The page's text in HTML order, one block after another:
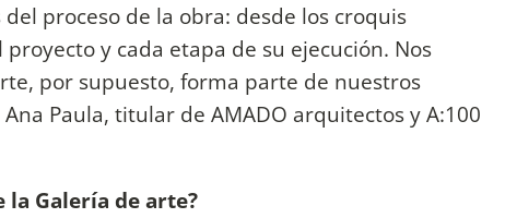
proceso de la obra: desde los croquis
y cada etapa de su ejecución. Nos
por supuesto, forma parte de nuestros
Paula, titular de AMADO arquitectos y A:100
la Galería de arte?